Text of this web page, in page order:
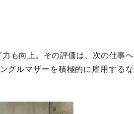
も向上。その評価は、次の仕事へ
グルマザーを積極的に雇用するな